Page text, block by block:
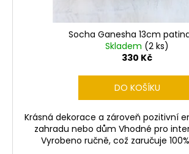
Socha Ganesha 13cm
Skladem (2 ks)
330 Kč
DO KOŠÍKU
Krásná dekorace a zároveň pozitivní
zahradu nebo dům Vhodné pro
Vyrobeno ručně, což zaručuje